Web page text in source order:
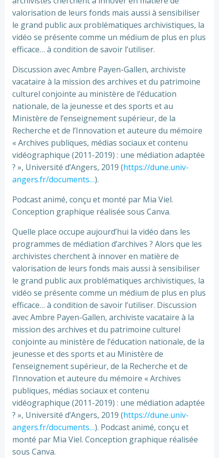
valorisation de leurs fonds mais aussi à sensibiliser
le grand public aux problématiques archivistiques, la
vidéo se présente comme un médium de plus en plus
efficace… à condition de savoir l’utiliser.
Discussion avec Ambre Payen-Gallen, archiviste
vacataire à la mission des archives et du patrimoine
culturel conjointe au ministère de l’éducation
nationale, de la jeunesse et des sports et au
Ministère de l’enseignement supérieur, de la
Recherche et de l’Innovation et auteure du mémoire
« Archives publiques, médias sociaux et contenu
vidéographique (2011-2019) : une médiation adaptée
? », Université d’Angers, 2019 (https://dune.univ-
angers.fr/documents…​).
Podcast animé, conçu et monté par Mia Viel.
Conception graphique réalisée sous Canva.
Quelle place occupe aujourd’hui la vidéo dans les
programmes de médiation d’archives ? Alors que les
archivistes cherchent à innover en matière de
valorisation de leurs fonds mais aussi à sensibiliser
le grand public aux problématiques archivistiques, la
vidéo se présente comme un médium de plus en plus
efficace… à condition de savoir l’utiliser. Discussion
avec Ambre Payen-Gallen, archiviste vacataire à la
mission des archives et du patrimoine culturel
conjointe au ministère de l’éducation nationale, de la
jeunesse et des sports et au Ministère de
l’enseignement supérieur, de la Recherche et de
l’Innovation et auteure du mémoire « Archives
publiques, médias sociaux et contenu
vidéographique (2011-2019) : une médiation adaptée
? », Université d’Angers, 2019 (https://dune.univ-
angers.fr/documents…​). Podcast animé, conçu et
monté par Mia Viel. Conception graphique réalisée
sous Canva.